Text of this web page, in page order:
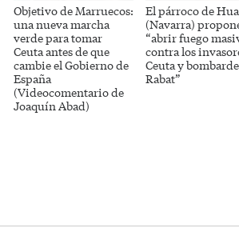
Objetivo de Marruecos:
una nueva marcha
verde para tomar
Ceuta antes de que
cambie el Gobierno de
España
(Videocomentario de
Joaquín Abad)
El párroco de
(Navarra)
“abrir fuego
contra los
Ceuta y
Rabat”